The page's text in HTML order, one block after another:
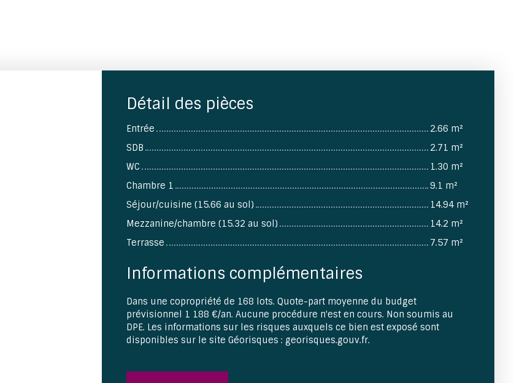
Détail des pièces
Entrée
2.66 m²
SDB
2.71 m²
WC
1.30 m²
Chambre 1
9.1 m²
Séjour/cuisine (15.66 au sol)
14.94 m²
Mezzanine/chambre (15.32 au sol)
14.2 m²
Terrasse
7.57 m²
Informations complémentaires
Dans une copropriété de 168 lots. Quote-part moyenne du budget
prévisionnel 1 188 €/an. Aucune procédure n'est en cours. Non soumis au
DPE. Les informations sur les risques auxquels ce bien est exposé sont
disponibles sur le site Géorisques : georisques.gouv.fr.